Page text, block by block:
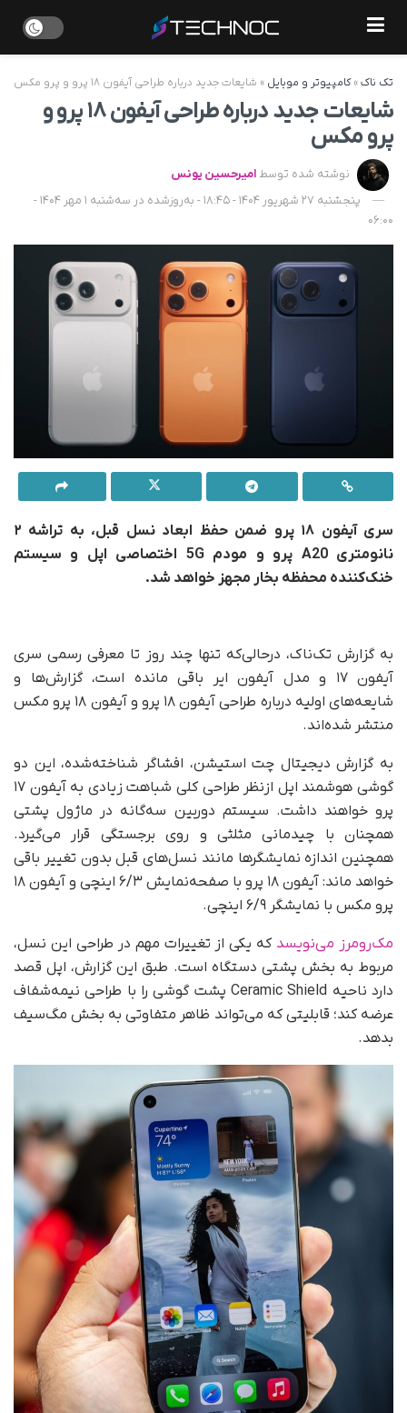
تک ناک»کامپیوتر و موبایل » شایعات جدید درباره طراحی آیفون ۱۸ پرو و پرو مکس
شایعات جدید درباره طراحی آیفون ۱۸ پرو و
پرو مکس
نوشته شده توسط امیرحسین یونس
پنجشنبه 27 شهریور 1404 - 18:45 - به‌روزشده در سه‌شنبه 1 مهر 1404 -
06:00
سری آیفون ۱۸ پرو ضمن حفظ ابعاد نسل قبل، به تراشه ۲
نانومتری A20 پرو و مودم 5G اختصاصی اپل و سیستم
خنک‌کننده محفظه بخار مجهز خواهد شد.
به گزارش تک‌ناک، در‌حالی‌که تنها چند روز تا معرفی رسمی سری
آیفون ۱۷ و مدل آیفون ایر باقی مانده است، گزارش‌ها و
شایعه‌های اولیه درباره طراحی آیفون ۱۸ پرو و آیفون ۱۸ پرو مکس
منتشر شده‌اند.
به گزارش دیجیتال چت استیشن، افشاگر شناخته‌شده، این دو
گوشی هوشمند اپل از‌نظر طراحی کلی شباهت زیادی به آیفون ۱۷
پرو خواهند داشت. سیستم دوربین سه‌گانه در ماژول پشتی
همچنان با چیدمانی مثلثی و روی برجستگی قرار می‌گیرد.
همچنین اندازه نمایشگرها مانند نسل‌های قبل بدون تغییر باقی
خواهد ماند: آیفون ۱۸ پرو با صفحه‌نمایش ۶/۳ اینچی و آیفون ۱۸
پرو مکس با نمایشگر ۶/۹ اینچی.
مک‌رومرز می‌نویسد که یکی از تغییرات مهم در طراحی این نسل،
مربوط به بخش پشتی دستگاه است. طبق این گزارش، اپل قصد
دارد ناحیه Ceramic Shield پشت گوشی را با طراحی نیمه‌شفاف
عرضه کند؛ قابلیتی که می‌تواند ظاهر متفاوتی به بخش مگ‌سیف
بدهد.